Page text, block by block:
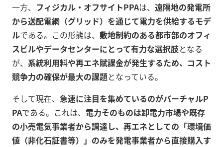
一方、 フィジカル・オフサイトPPAは、 遠隔地の発電所
から送配電網（グリッド）を通じて電力を供給するモデ
ルである。この形態は、 敷地制約のある都市部のオフィ
スビルやデータセンターにとって有力な選択肢となる
が、 系統利用料や再エネ賦課金が発生するため、コスト
競争力の確保が最大の課題となっている。
そして現在、 急速に注目を集めているのがバーチャルP
PAである。これは、 電力そのものは卸電力市場や既存
の小売電気事業者から調達し、再エネとしての「環境価
値（非化石証書等）」のみを発電事業者から直接購入す